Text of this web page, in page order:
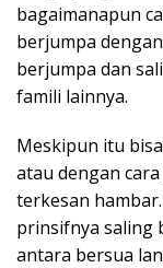
bagaimanapun
berjumpa
berjumpa dan
famili lainnya.
Meskipun itu
atau dengan
terkesan
prinsifnya saling
antara bersua